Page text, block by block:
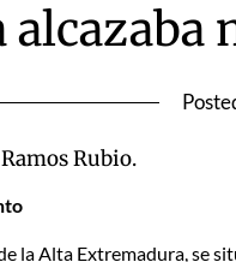
alcazaba
Rubio.
la Alta Extremadura, se